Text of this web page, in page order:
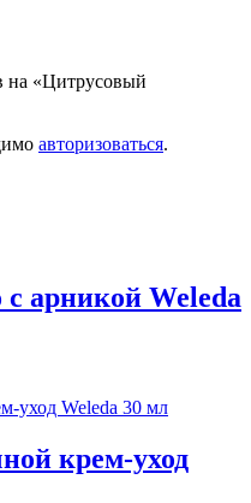
на «Цитрусовый
авторизоваться.
арникой Weleda
крем-уход